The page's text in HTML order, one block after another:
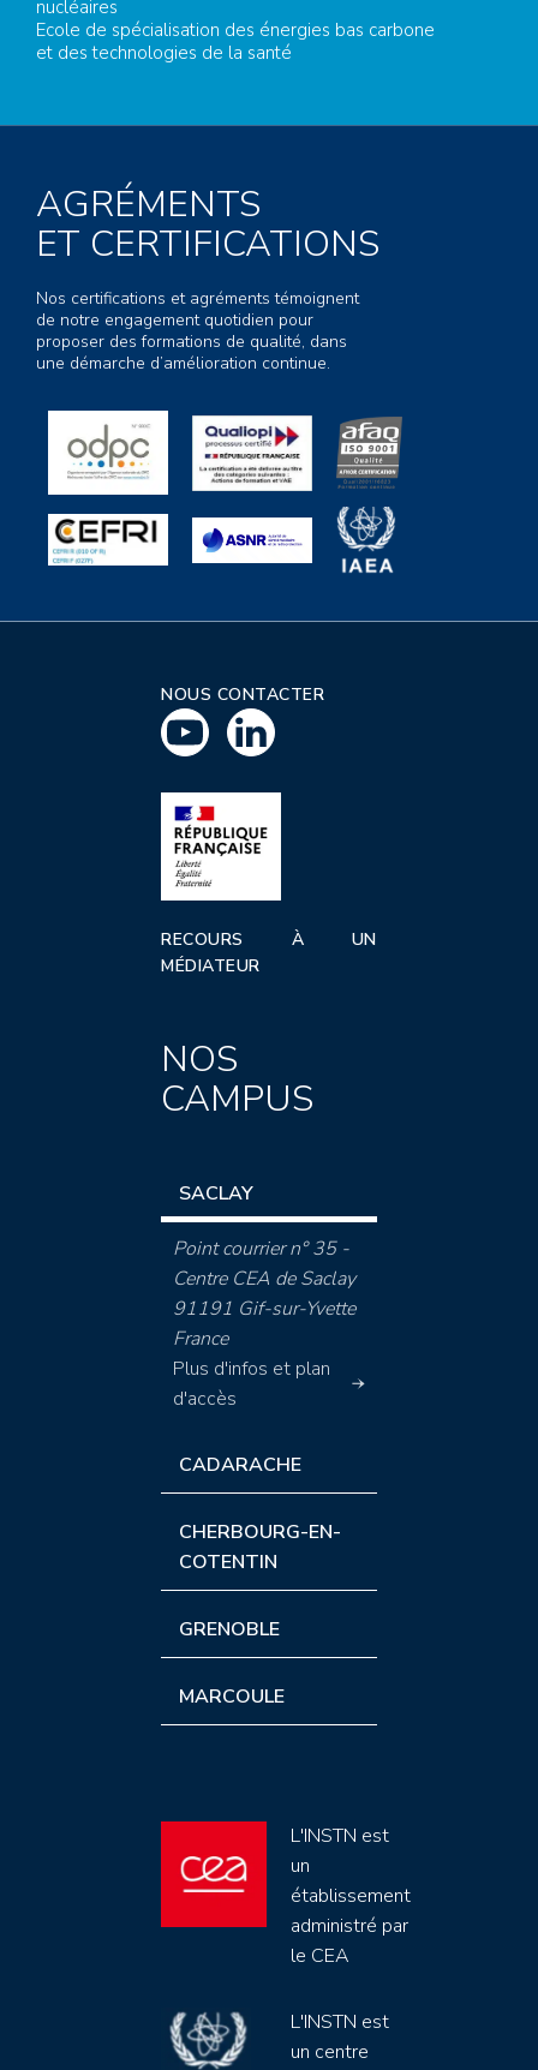
nucléaires
Ecole de spécialisation des énergies bas carbone
et des technologies de la santé
AGRÉMENTS
ET CERTIFICATIONS
Nos certifications et agréments témoignent
de notre engagement quotidien pour
proposer des formations de qualité, dans
une démarche d’amélioration continue.
NOUS CONTACTER
RECOURS À UN
MÉDIATEUR
NOS
CAMPUS
SACLAY
Point courrier n° 35 -
Centre CEA de Saclay
91191 Gif-sur-Yvette
France
Plus d'infos et plan
d'accès
CADARACHE
CHERBOURG-EN-
COTENTIN
GRENOBLE
MARCOULE
L'INSTN est
un
établissement
administré par
le CEA
L'INSTN est
un centre